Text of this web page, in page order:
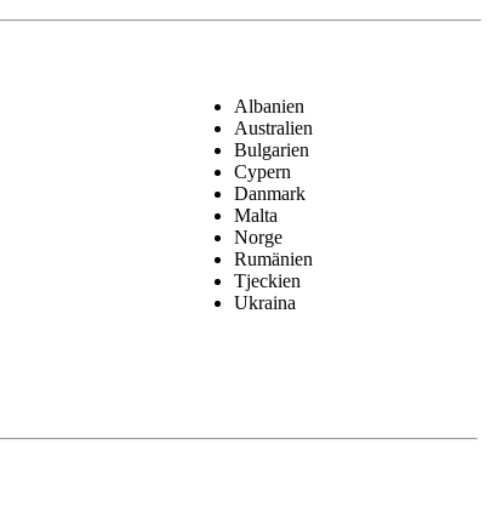
Albanien
Australien
Bulgarien
Cypern
Danmark
Malta
Norge
Rumänien
Tjeckien
Ukraina